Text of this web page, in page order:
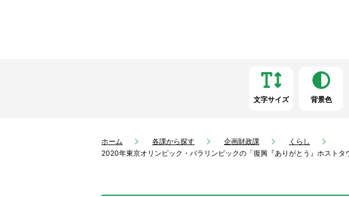
文字サイズ 背景色
ホーム 各課から探す 企画財政課
くらし
2020年東京オリンピック・パラリンピックの「復興『ありがとう』ホストタ